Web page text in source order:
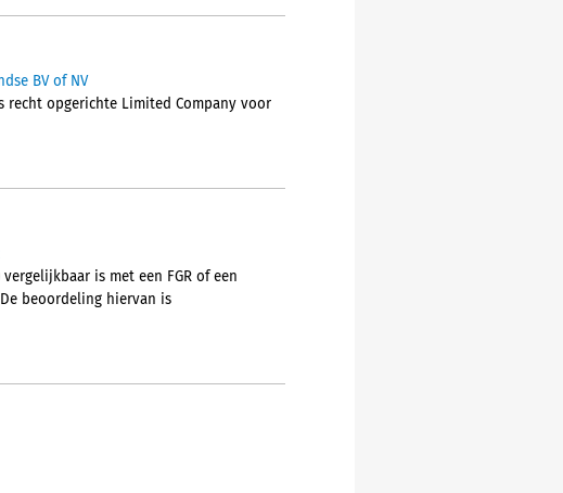
BV of NV
recht opgerichte Limited Company voor
is met een FGR of een
beoordeling hiervan is